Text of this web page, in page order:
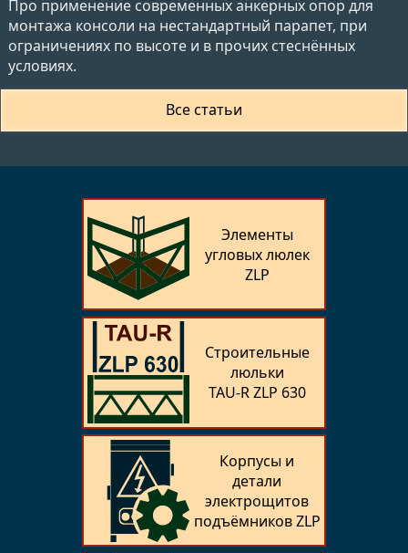
Про применение современных анкерных опор для
монтажа консоли на нестандартный парапет, при
ограничениях по высоте и в прочих стеснённых
условиях.
Все статьи
Элементы
угловых люлек
ZLP
Строительные
люльки
TAU‑R ZLP 630
Корпусы и
детали
электрощитов
подъёмников ZLP